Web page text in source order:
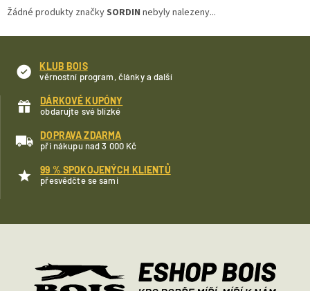
Žádné produkty značkySORDIN nebyly nalezeny...
KLUB BOIS
věrnostní program, články a další
DÁRKOVÉ KUPÓNY
obdarujte své blízké
DOPRAVA ZDARMA
při nákupu nad 3 000 Kč
99 % SPOKOJENÝCH KLIENTŮ
přesvědčte se sami